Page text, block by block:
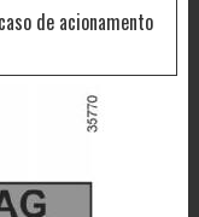
de acionamento